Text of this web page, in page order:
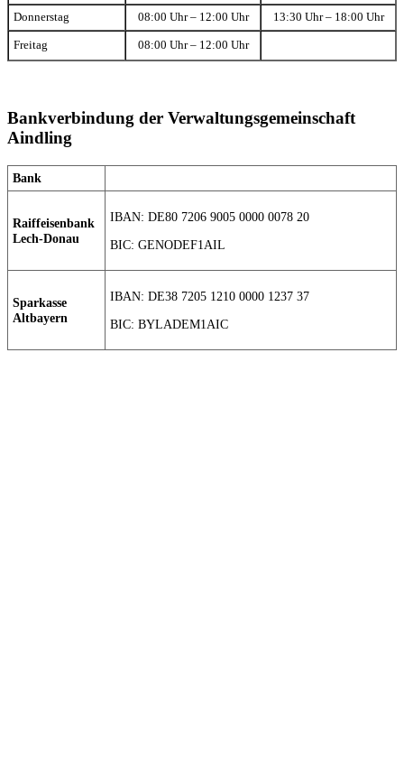
Donnerstag 08:00 Uhr – 12:00 Uhr 13:30 Uhr – 18:00 Uhr
Freitag 08:00 Uhr – 12:00 Uhr
Bankverbindung der Verwaltungsgemeinschaft
Aindling
Bank
Raiffeisenbank
Lech-Donau
IBAN: DE80 7206 9005 0000 0078 20
BIC: GENODEF1AIL
Sparkasse
Altbayern
IBAN: DE38 7205 1210 0000 1237 37
BIC: BYLADEM1AIC